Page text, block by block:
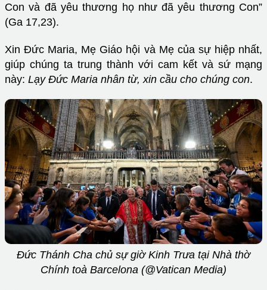
Con và đã yêu thương họ như đã yêu thương Con”
(Ga 17,23).
Xin Đức Maria, Mẹ Giáo hội và Mẹ của sự hiệp nhất,
giúp chúng ta trung thành với cam kết và sứ mạng
này: Lạy Đức Maria nhân từ, xin cầu cho chúng con.
Đức Thánh Cha chủ sự giờ Kinh Trưa tại Nhà thờ
Chính toà Barcelona (@Vatican Media)